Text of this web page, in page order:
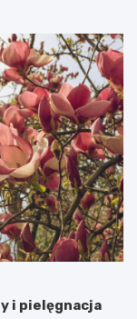
i pielęgnacja